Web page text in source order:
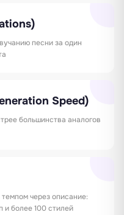
песни за один
Speed)
большинства аналогов
через описание:
и более 100 стилей